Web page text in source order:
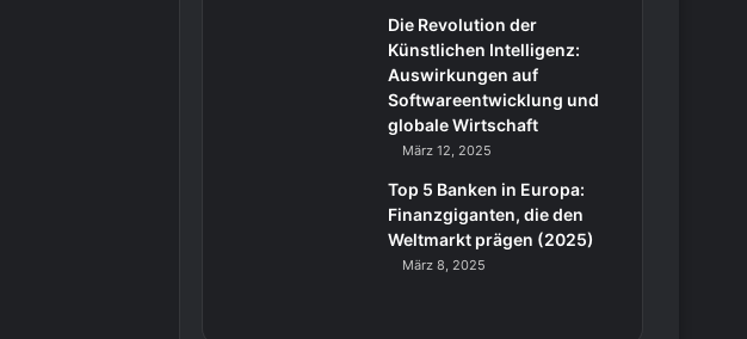
Die Revolution der
Künstlichen Intelligenz:
Auswirkungen auf
Softwareentwicklung und
globale Wirtschaft
März 12, 2025
Top 5 Banken in Europa:
Finanzgiganten, die den
Weltmarkt prägen (2025)
März 8, 2025